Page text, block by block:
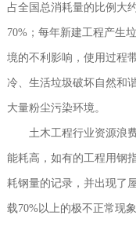
占全国总消耗量的比例大
70%；每年新建工程产生
境的不利影响，使用过程
冷、生活垃圾破坏自然和
大量粉尘污染环境。
土木工程行业资源浪费
能耗高，如有的工程用钢
耗钢量的记录，并出现了
载70%以上的极不正常现